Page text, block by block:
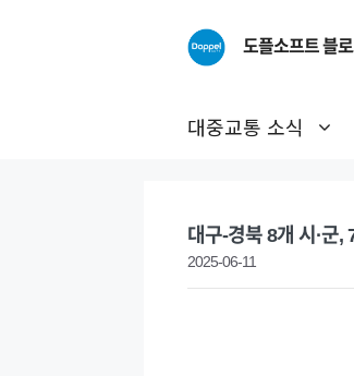
도플소프트 블
대중교통 소식
대구-경북 8개 시·군
2025-06-11